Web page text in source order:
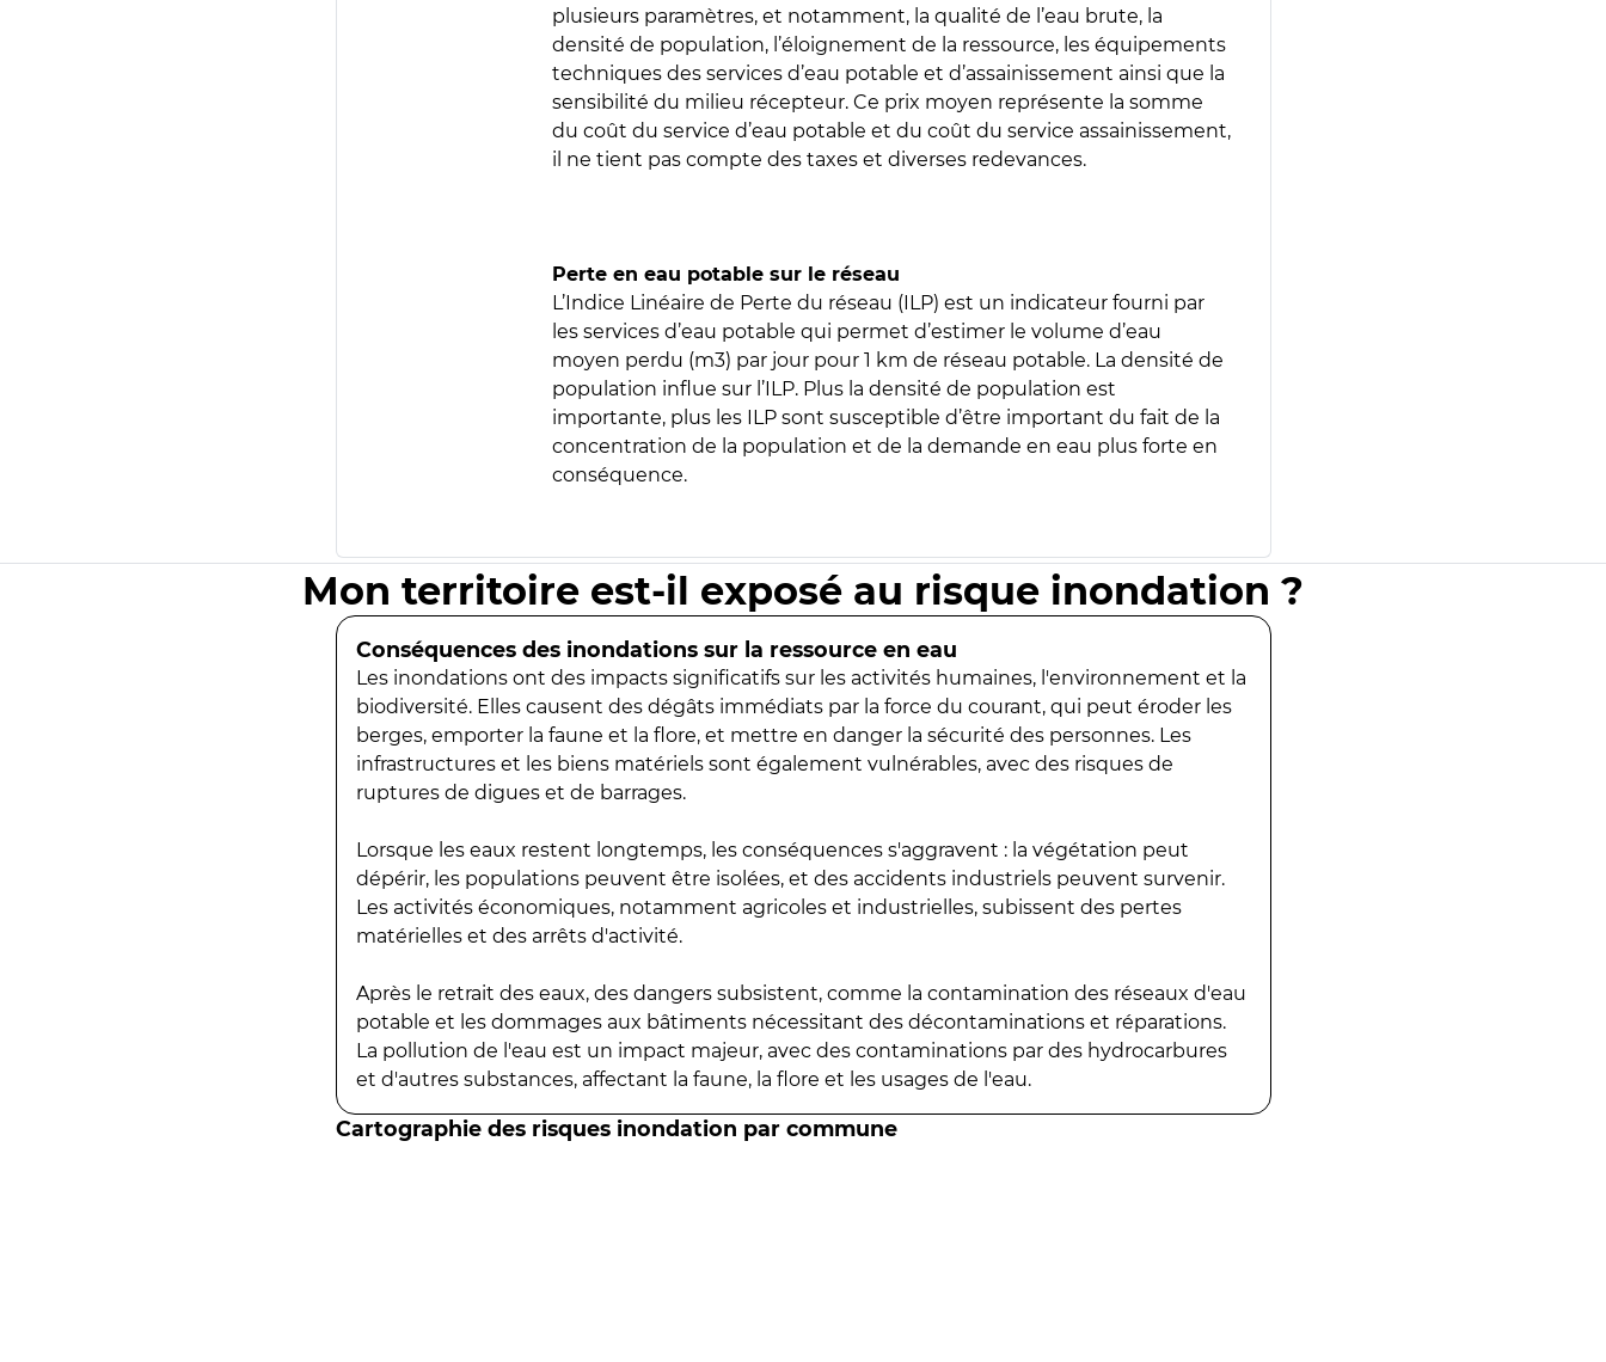
plusieurs paramètres, et notamment, la qualité de l’eau brute, la
densité de population, l’éloignement de la ressource, les équipements
techniques des services d’eau potable et d’assainissement ainsi que la
sensibilité du milieu récepteur. Ce prix moyen représente la somme
du coût du service d’eau potable et du coût du service assainissement,
il ne tient pas compte des taxes et diverses redevances.
Perte en eau potable sur le réseau
L’Indice Linéaire de Perte du réseau (ILP) est un indicateur fourni par
les services d’eau potable qui permet d’estimer le volume d’eau
moyen perdu (m3) par jour pour 1 km de réseau potable. La densité de
population influe sur l’ILP. Plus la densité de population est
importante, plus les ILP sont susceptible d’être important du fait de la
concentration de la population et de la demande en eau plus forte en
conséquence.
Mon territoire est-il exposé au risque inondation ?
Conséquences des inondations sur la ressource en eau
Les inondations ont des impacts significatifs sur les activités humaines, l'environnement et la
biodiversité. Elles causent des dégâts immédiats par la force du courant, qui peut éroder les
berges, emporter la faune et la flore, et mettre en danger la sécurité des personnes. Les
infrastructures et les biens matériels sont également vulnérables, avec des risques de
ruptures de digues et de barrages.
Lorsque les eaux restent longtemps, les conséquences s'aggravent : la végétation peut
dépérir, les populations peuvent être isolées, et des accidents industriels peuvent survenir.
Les activités économiques, notamment agricoles et industrielles, subissent des pertes
matérielles et des arrêts d'activité.
Après le retrait des eaux, des dangers subsistent, comme la contamination des réseaux d'eau
potable et les dommages aux bâtiments nécessitant des décontaminations et réparations.
La pollution de l'eau est un impact majeur, avec des contaminations par des hydrocarbures
et d'autres substances, affectant la faune, la flore et les usages de l'eau.
Cartographie des risques inondation par commune